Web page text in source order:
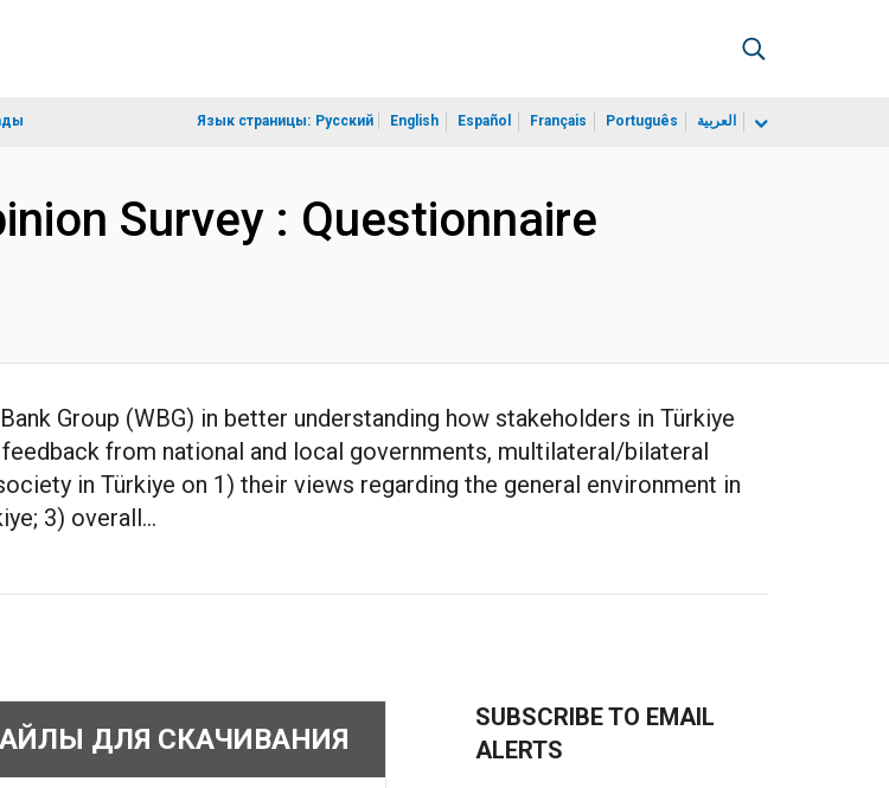
Язык страницы: Русский English Español Français Português العربية
Survey : Questionnaire
Group (WBG) in better understanding how stakeholders in Türkiye
from national and local governments, multilateral/bilateral
in Türkiye on 1) their views regarding the general environment in
3) overall...
ДЛЯ СКАЧИВАНИЯ
SUBSCRIBE TO EMAIL
ALERTS